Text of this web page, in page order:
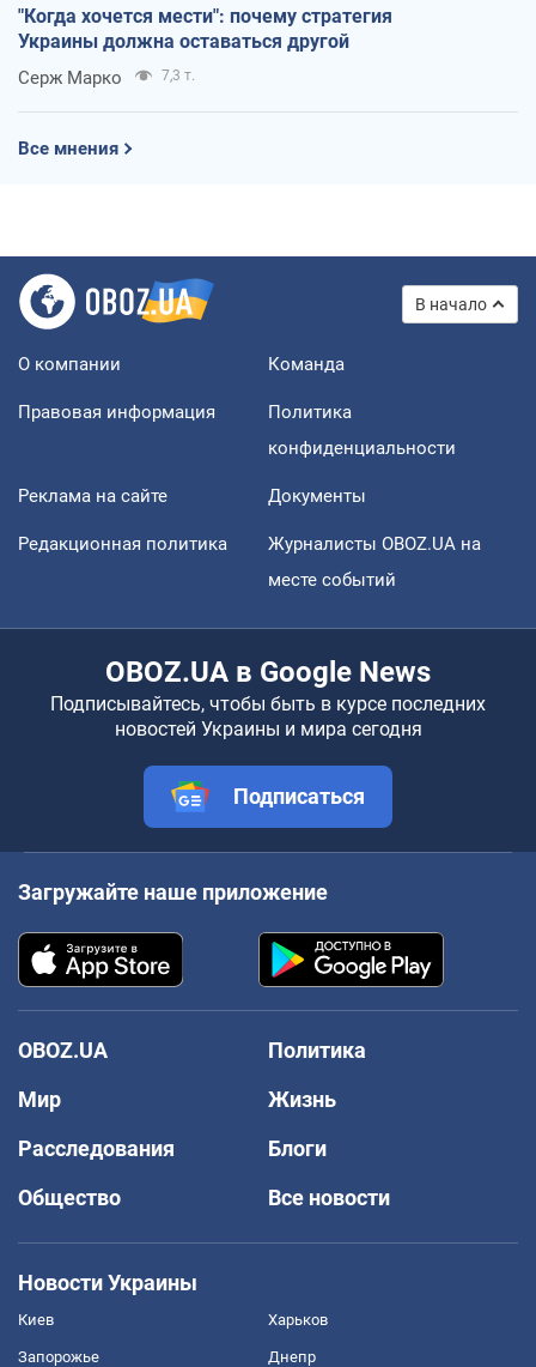
"Когда хочется мести": почему стратегия
Украины должна оставаться другой
Серж Марко 7,3 т.
Все мнения
В начало
О компании Команда
Правовая информация
Политика
конфиденциальности
Реклама на сайте Документы
Редакционная политика
Журналисты OBOZ.UA на
месте событий
OBOZ.UA в Google News
Подписывайтесь, чтобы быть в курсе последних
новостей Украины и мира сегодня
Подписаться
Загружайте наше приложение
OBOZ.UA
Политика
Мир
Жизнь
Расследования
Блоги
Общество
Все новости
Новости Украины
Киев Харьков
Запорожье Днепр